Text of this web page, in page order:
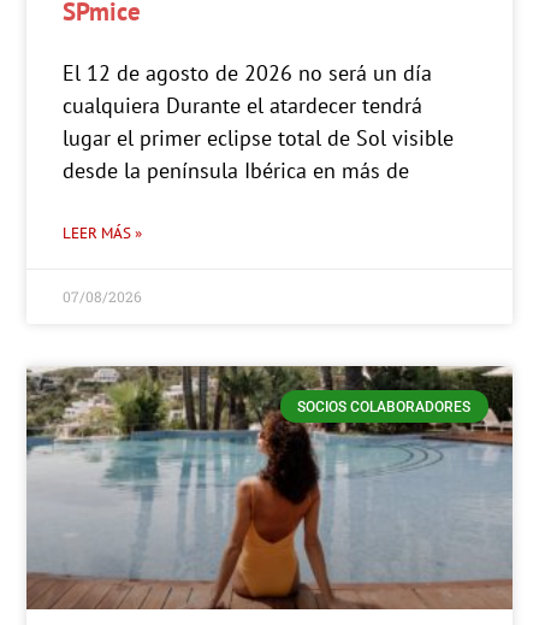
SPmice
El 12 de agosto de 2026 no será un día
cualquiera Durante el atardecer tendrá
lugar el primer eclipse total de Sol visible
desde la península Ibérica en más de
LEER MÁS »
07/08/2026
SOCIOS COLABORADORES